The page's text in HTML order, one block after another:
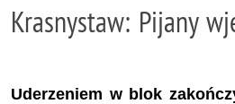
Krasnystaw: Pijany
Uderzeniem w blok